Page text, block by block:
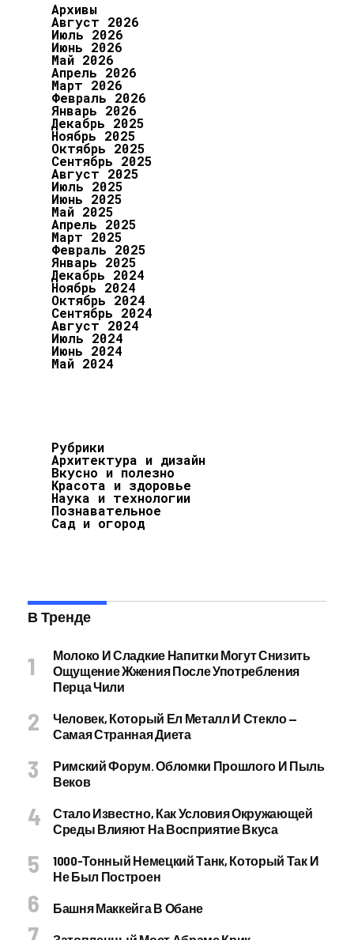
Архивы
Август 2026
Июль 2026
Июнь 2026
Май 2026
Апрель 2026
Март 2026
Февраль 2026
Январь 2026
Декабрь 2025
Ноябрь 2025
Октябрь 2025
Сентябрь 2025
Август 2025
Июль 2025
Июнь 2025
Май 2025
Апрель 2025
Март 2025
Февраль 2025
Январь 2025
Декабрь 2024
Ноябрь 2024
Октябрь 2024
Сентябрь 2024
Август 2024
Июль 2024
Июнь 2024
Май 2024
Рубрики
Архитектура и дизайн
Вкусно и полезно
Красота и здоровье
Наука и технологии
Познавательное
Сад и огород
В Тренде
Молоко И Сладкие Напитки Могут Снизить
Ощущение Жжения После Употребления
Перца Чили
Человек, Который Ел Металл И Стекло —
Самая Странная Диета
Римский Форум. Обломки Прошлого И Пыль
Веков
Стало Известно, Как Условия Окружающей
Среды Влияют На Восприятие Вкуса
1000-Тонный Немецкий Танк, Который Так И
Не Был Построен
Башня Маккейга В Обане